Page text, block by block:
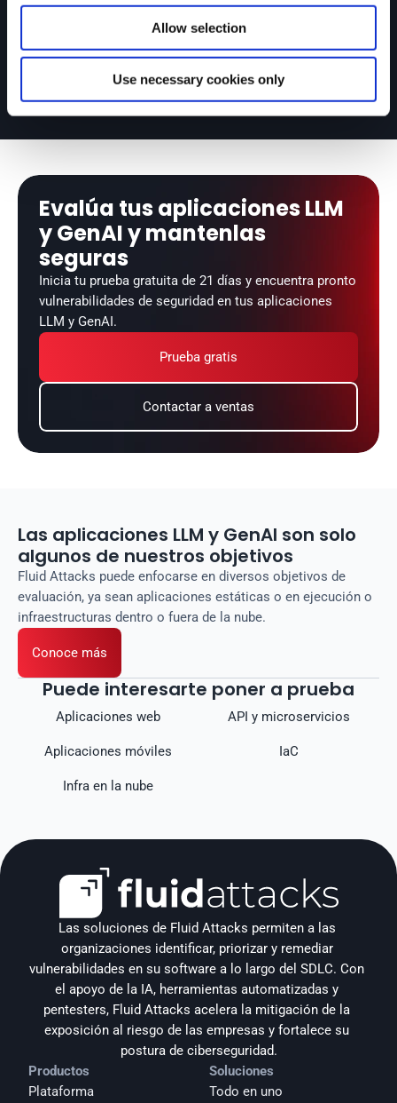
Allow selection
Use necessary cookies only
Nuestros reataques comprueban el
éxito de tu remediación, y rompemos
el build en tus CI/CD pipelines para
evitar despliegues inseguros.
Evalúa tus aplicaciones LLM
y GenAI y mantenlas
seguras
Inicia tu prueba gratuita de 21 días y encuentra pronto
vulnerabilidades de seguridad en tus aplicaciones
LLM y GenAI.
Prueba gratis
Contactar a ventas
Las aplicaciones LLM y GenAI son solo
algunos de nuestros objetivos
Fluid Attacks puede enfocarse en diversos objetivos de
evaluación, ya sean aplicaciones estáticas o en ejecución o
infraestructuras dentro o fuera de la nube.
Conoce más
Puede interesarte poner a prueba
Aplicaciones web
Aplicaciones móviles
Infra en la nube
API y microservicios
IaC
Las soluciones de Fluid Attacks permiten a las
organizaciones identificar, priorizar y remediar
vulnerabilidades en su software a lo largo del SDLC. Con
el apoyo de la IA, herramientas automatizadas y
pentesters, Fluid Attacks acelera la mitigación de la
exposición al riesgo de las empresas y fortalece su
postura de ciberseguridad.
Productos
Plataforma
Soluciones
Todo en uno